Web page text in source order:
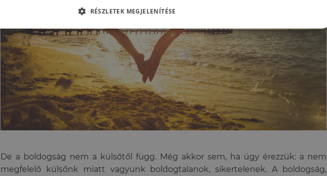
De a boldogság nem a külsőtől függ. Még akkor sem, ha úgy érezzük: a nem
megfelelő külsőnk miatt vagyunk boldogtalanok, sikertelenek. A boldogság,
RÉSZLETEK MEGJELENÍTÉSE